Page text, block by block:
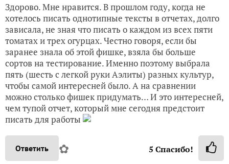
Здорово. Мне нравится. В прошлом году, когда не
хотелось писать однотипные тексты в отчетах, долго
зависала, не зная что писать о каждом из всех пяти
томатах и трех огурцах. Честно говоря, если бы
заранее знала об этой фишке, взяла бы больше
сортов на тестирование. Именно поэтому выбрала
пять (шесть с легкой руки Аэлиты) разных культур,
чтобы самой интересней было. А на сравнении
можно столько фишек придумать… И это интересней,
чем тупой отчет, который мне сегодня предстоит
писать для работы
Ответить ✿ 5 Спасибо!